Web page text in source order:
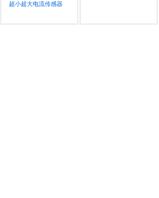
关电源、AC-DC电源模块、DC-DC电源模块、自恢
超小超大电流传感器